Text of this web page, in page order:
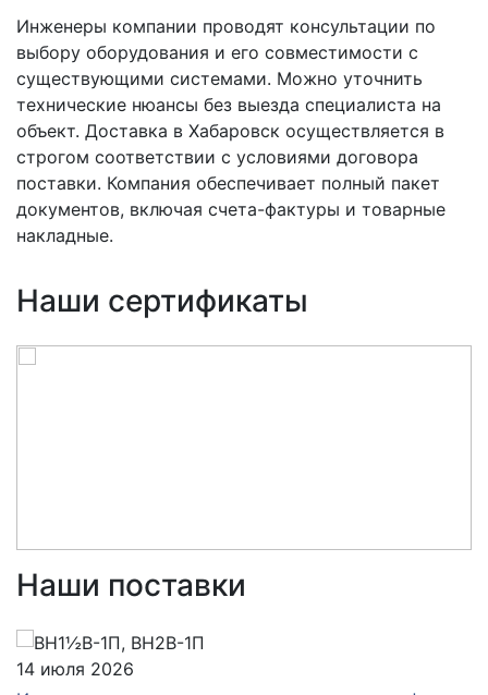
Инженеры компании проводят консультации по
выбору оборудования и его совместимости с
существующими системами. Можно уточнить
технические нюансы без выезда специалиста на
объект. Доставка в Хабаровск осуществляется в
строгом соответствии с условиями договора
поставки. Компания обеспечивает полный пакет
документов, включая счета-фактуры и товарные
накладные.
Наши сертификаты
Наши поставки
14 июля 2026